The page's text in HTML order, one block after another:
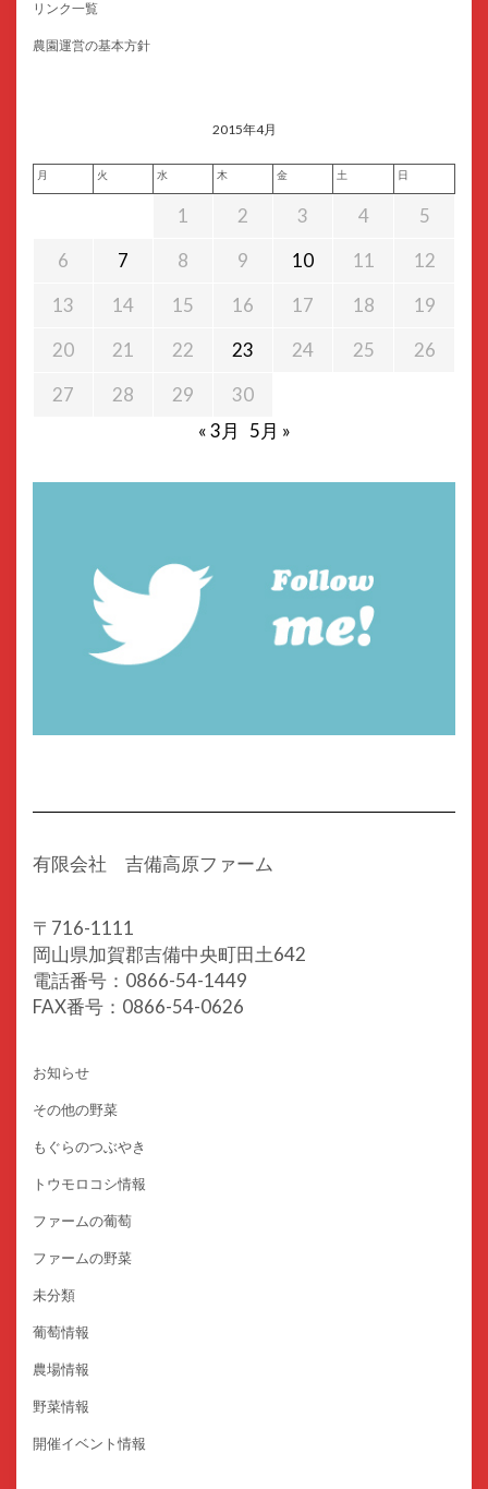
リンク一覧
農園運営の基本方針
2015年4月
月 火 水 木 金 土 日
1 2 3 4
5
6
7 8 9 10 11
12
13
14 15 16 17 18
19
20
21 22 23 24 25
26
27
28 29
30
« 3月
5月 »
有限会社 吉備高原ファーム
〒716-1111
岡山県加賀郡吉備中央町田土642
電話番号：0866-54-1449
FAX番号：0866-54-0626
お知らせ
その他の野菜
もぐらのつぶやき
トウモロコシ情報
ファームの葡萄
ファームの野菜
未分類
葡萄情報
農場情報
野菜情報
開催イベント情報